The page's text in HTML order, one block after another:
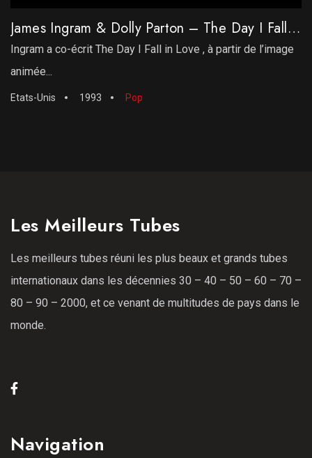
James Ingram & Dolly Parton – The Day I Fall In Love
Ingram a co-écrit The Day I Fall in Love , à partir de l’image
animée...
Etats-Unis 1993 Pop
Les Meilleurs Tubes
Les meilleurs tubes réuni les plus beaux et grands tubes
internationaux dans les décennies 30 – 40 – 50 – 60 – 70 –
80 – 90 – 2000, et ce venant de multitudes de pays dans le
monde.
Navigation